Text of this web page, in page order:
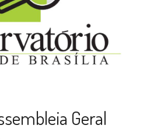
Geral